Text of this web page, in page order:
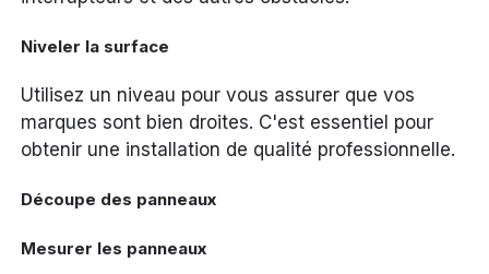
Niveler la surface
Utilisez un niveau pour vous assurer que vos
marques sont bien droites. C'est essentiel pour
obtenir une installation de qualité professionnelle.
Découpe des panneaux
Mesurer les panneaux